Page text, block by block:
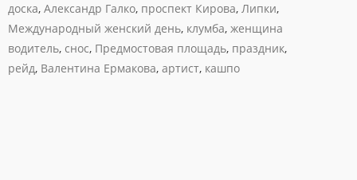
доска, Александр Галко, проспект Кирова, Липки,
Международный женский день, клумба, женщина
водитель, снос, Предмостовая площадь, праздник,
рейд, Валентина Ермакова, артист, кашпо